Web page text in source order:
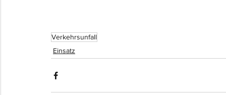
Verkehrsunfall
Einsatz